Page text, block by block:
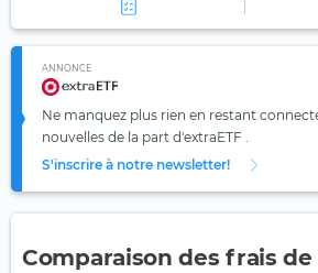
ANNONCE
Ne manquez plus rien en restant
nouvelles de la part d'extraETF .
S'inscrire à notre newsletter!
Comparaison des frais